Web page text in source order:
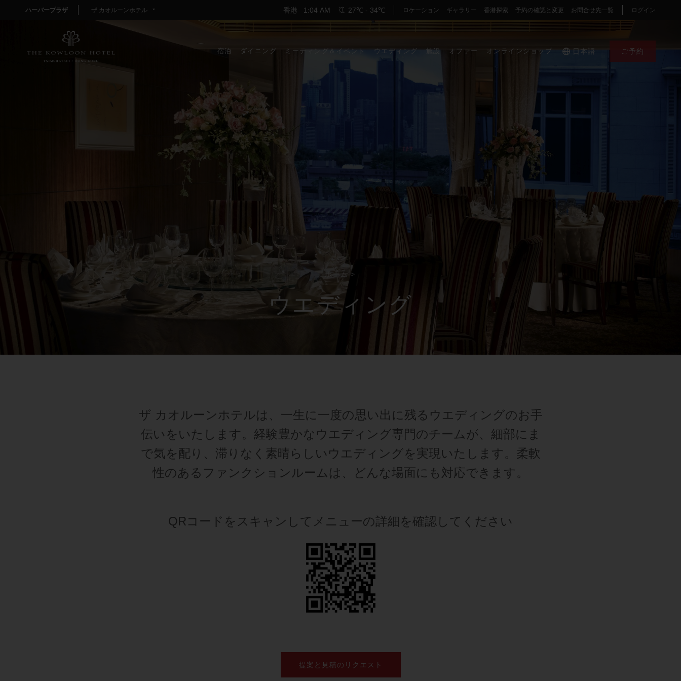
ハーバープラザ ザ カオルーンホテル 香港 1:04 AM 27℃ - 34℃ ロケーション ギャラリー 香港探索 予約の確認と変更 お問合せ先一覧 ログイン
宿泊 ダイニング ミーティング＆イベント ウエディング 施設 オファー オンラインショップ 日本語 ご予約
ホーム >
ウエディング
ザ カオルーンホテルは、一生に一度の思い出に残るウエディングのお手
伝いをいたします。経験豊かなウエディング専門のチームが、細部にま
で気を配り、滞りなく素晴らしいウエディングを実現いたします。柔軟
性のあるファンクションルームは、どんな場面にも対応できます。
QRコードをスキャンしてメニューの詳細を確認してください
提案と見積のリクエスト